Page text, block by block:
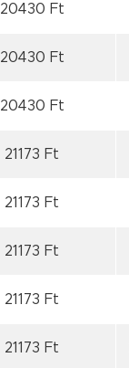
20430 Ft
20430 Ft
20430 Ft
21173 Ft
21173 Ft
21173 Ft
21173 Ft
21173 Ft